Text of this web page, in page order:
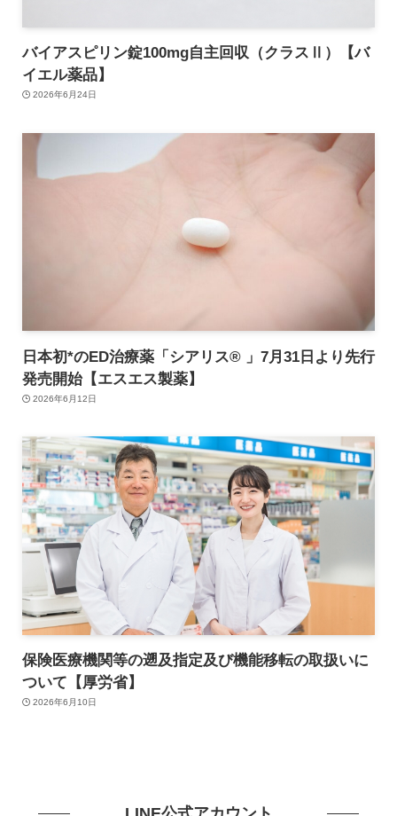
バイアスピリン錠100mg自主回収（クラスⅡ）【バ
イエル薬品】
2026年6月24日
日本初*のED治療薬「シアリス® 」7月31日より先行
発売開始【エスエス製薬】
2026年6月12日
保険医療機関等の遡及指定及び機能移転の取扱いに
ついて【厚労省】
2026年6月10日